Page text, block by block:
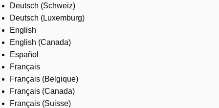
Where to buy
Contact us
Careers
Deutsch (Schweiz)
Deutsch (Luxemburg)
English
English (Canada)
Español
Français
Français (Belgique)
Français (Canada)
Français (Suisse)